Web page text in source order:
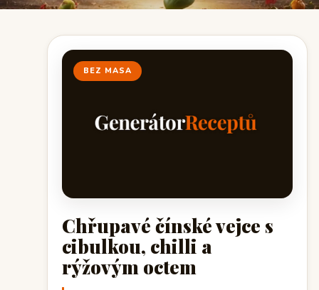
BEZ MASA
Chřupavé čínské vejce s
cibulkou, chilli a
rýžovým octem